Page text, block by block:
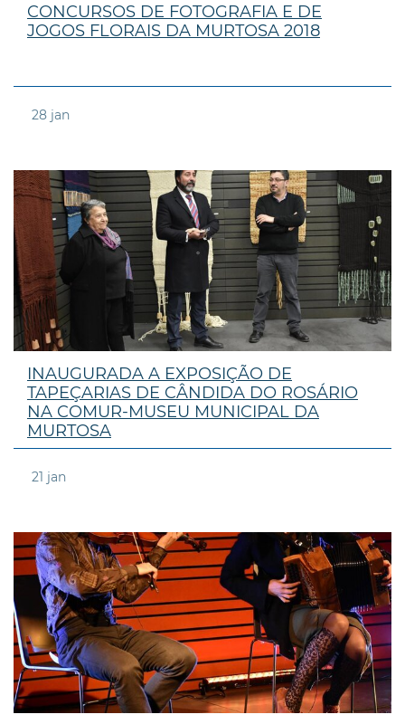
CONCURSOS DE FOTOGRAFIA E DE
JOGOS FLORAIS DA MURTOSA 2018
28 jan
INAUGURADA A EXPOSIÇÃO DE
TAPEÇARIAS DE CÂNDIDA DO ROSÁRIO
NA COMUR-MUSEU MUNICIPAL DA
MURTOSA
21 jan